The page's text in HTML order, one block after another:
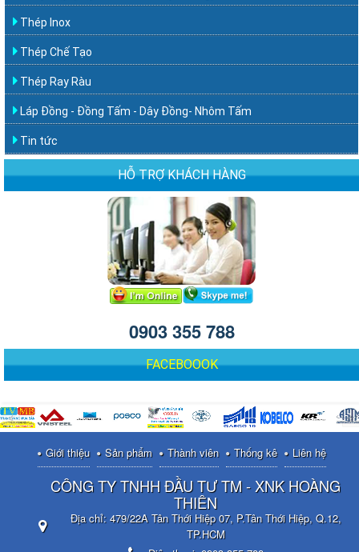
Thép Inox
Thép Chế Tạo
Thép Ray Ràu
Láp Đồng - Đồng Tấm - Dây Đồng- Nhôm Tấm
Tin tức
HỖ TRỢ KHÁCH HÀNG
0903 355 788
FACEBOOOK
Giới thiệu Sản phẩm Thành viên Thống kê Liên hệ
CÔNG TY TNHH ĐẦU TƯ TM - XNK HOÀNG
THIÊN
Địa chỉ: 479/22A Tân Thới Hiệp 07, P.Tân Thới Hiệp, Q.12,
TP.HCM